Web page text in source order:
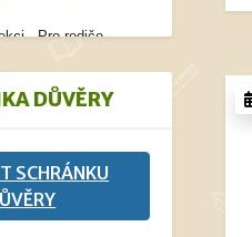
- Pro rodiče -
- Pro rodiče -
- Žádosti ke
DŮVĚRY
SCHRÁNKU